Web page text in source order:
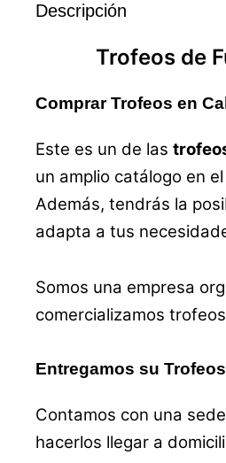
Descripción
Trofeos de
Comprar Trofeos en
Este es un de las
un amplio catálogo en
Además, tendrás la
adapta a tus
Somos una empresa
comercializamos
Entregamos su
Contamos con una
hacerlos llegar a